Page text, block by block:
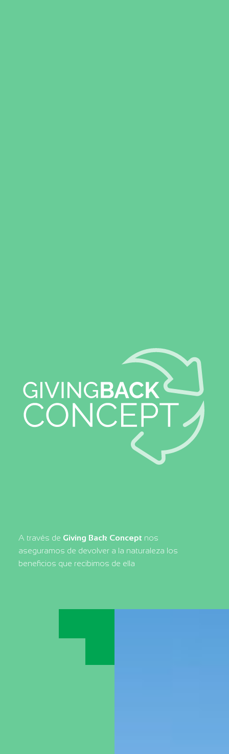
A través de Giving Back Concept nos
aseguramos de devolver a la naturaleza los
beneficios que recibimos de ella